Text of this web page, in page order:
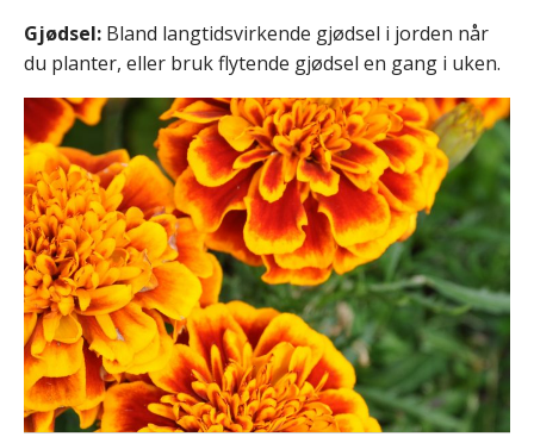
Gjødsel: Bland langtidsvirkende gjødsel i jorden når
du planter, eller bruk flytende gjødsel en gang i uken.